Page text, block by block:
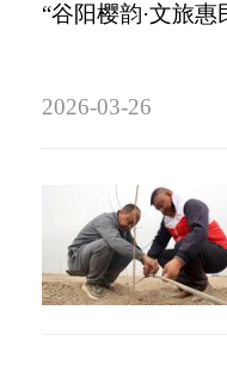
“谷阳樱韵·文旅
2026-03-26